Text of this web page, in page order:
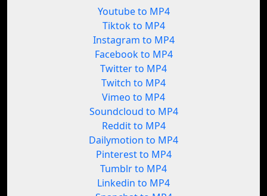
Youtube to MP4
Tiktok to MP4
Instagram to MP4
Facebook to MP4
Twitter to MP4
Twitch to MP4
Vimeo to MP4
Soundcloud to MP4
Reddit to MP4
Dailymotion to MP4
Pinterest to MP4
Tumblr to MP4
Linkedin to MP4